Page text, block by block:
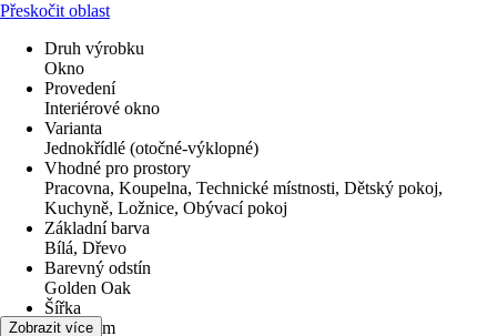
Přeskočit oblast
Druh výrobku
Okno
Provedení
Interiérové okno
Varianta
Jednokřídlé (otočné-výklopné)
Vhodné pro prostory
Pracovna, Koupelna, Technické místnosti, Dětský pokoj,
Kuchyně, Ložnice, Obývací pokoj
Základní barva
Bílá, Dřevo
Barevný odstín
Golden Oak
Šířka
1 150 mm
Zobrazit více